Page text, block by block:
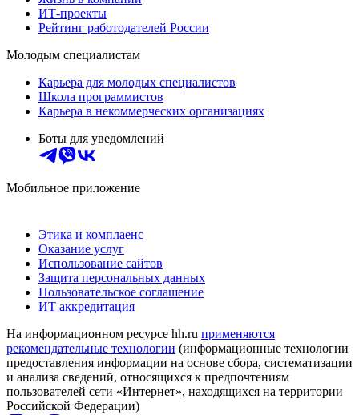
ИТ-проекты
Рейтинг работодателей России
Молодым специалистам
Карьера для молодых специалистов
Школа программистов
Карьера в некоммерческих организациях
Боты для уведомлений
Мобильное приложение
Этика и комплаенс
Оказание услуг
Использование сайтов
Защита персональных данных
Пользовательское соглашение
ИТ аккредитация
На информационном ресурсе hh.ru применяются
рекомендательные технологии (информационные технологии
предоставления информации на основе сбора, систематизации
и анализа сведений, относящихся к предпочтениям
пользователей сети «Интернет», находящихся на территории
Российской Федерации)